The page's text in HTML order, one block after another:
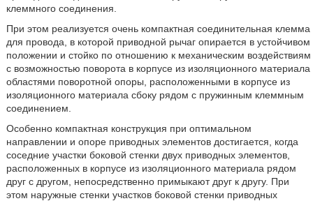
клеммного соединения.
При этом реализуется очень компактная соединительная клемма
для провода, в которой приводной рычаг опирается в устойчивом
положении и стойко по отношению к механическим воздействиям
с возможностью поворота в корпусе из изоляционного материала
областями поворотной опоры, расположенными в корпусе из
изоляционного материала сбоку рядом с пружинным клеммным
соединением.
Особенно компактная конструкция при оптимальном
направлении и опоре приводных элементов достигается, когда
соседние участки боковой стенки двух приводных элементов,
расположенных в корпусе из изоляционного материала рядом
друг с другом, непосредственно примыкают друг к другу. При
этом наружные стенки участков боковой стенки приводных